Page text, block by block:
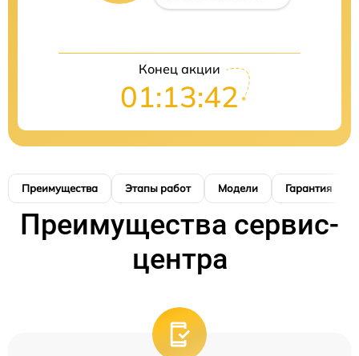
Конец акции
01:13:41
Преимущества Этапы работ Модели Гарантия
Преимущества сервис-
центра